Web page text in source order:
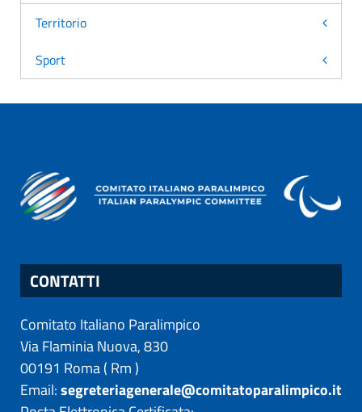
Territorio
Sport
CONTATTI
Comitato Italiano Paralimpico
Via Flaminia Nuova, 830
00191 Roma( Rm)
Email:segreteriagenerale@comitatoparalimpico.it